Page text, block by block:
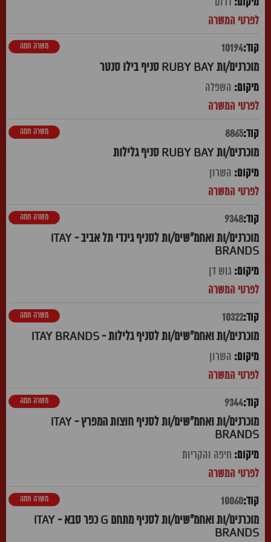
10194
מוכרנים/ות RUBY BAY סניף בילו סנטר
משרה חמה
השפלה
8865
מוכרנים/ות RUBY BAY סניף גלילות
משרה חמה
השרון
9348
מוכרנים/ות ואחמ"שים/ות לסניף גינדי תל אביב - ITAY
BRANDS
משרה חמה
גוש דן
10322
מוכרנים/ות ואחמ"שים/ות לסניף גלילות - ITAY BRANDS
משרה חמה
השרון
9344
מוכרנים/ות ואחמ"שים/ות לסניף חוצות המפרץ - ITAY
BRANDS
משרה חמה
חיפה והקריות
10060
מוכרנים/ות ואחמ"שים/ות לסניף מתחם G כפר סבא - ITAY
BRANDS
משרה חמה